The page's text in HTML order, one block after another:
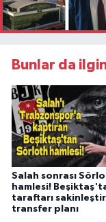
Bunlar da
Salah sonrası
hamlesi!
taraftarı
transfer planı